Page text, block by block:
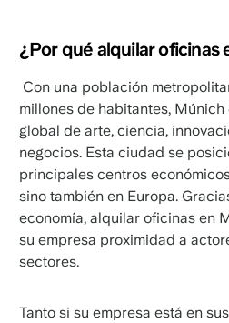
¿Por qué alquilar
Con una población
millones de habitantes,
global de arte, ciencia,
negocios. Esta ciudad se
principales centros
sino también en Europa.
economía, alquilar oficinas en
su empresa proximidad a
sectores.
Tanto si su empresa está en